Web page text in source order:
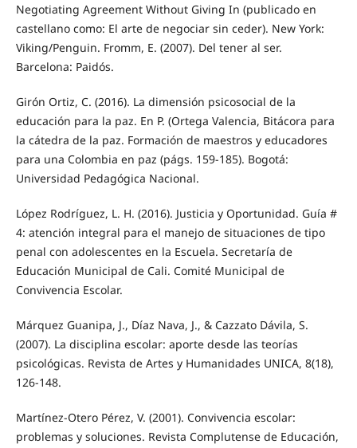
Negotiating Agreement Without Giving In (publicado en
castellano como: El arte de negociar sin ceder). New York:
Viking/Penguin. Fromm, E. (2007). Del tener al ser.
Barcelona: Paidós.
Girón Ortiz, C. (2016). La dimensión psicosocial de la
educación para la paz. En P. (Ortega Valencia, Bitácora para
la cátedra de la paz. Formación de maestros y educadores
para una Colombia en paz (págs. 159-185). Bogotá:
Universidad Pedagógica Nacional.
López Rodríguez, L. H. (2016). Justicia y Oportunidad. Guía #
4: atención integral para el manejo de situaciones de tipo
penal con adolescentes en la Escuela. Secretaría de
Educación Municipal de Cali. Comité Municipal de
Convivencia Escolar.
Márquez Guanipa, J., Díaz Nava, J., & Cazzato Dávila, S.
(2007). La disciplina escolar: aporte desde las teorías
psicológicas. Revista de Artes y Humanidades UNICA, 8(18),
126-148.
Martínez-Otero Pérez, V. (2001). Convivencia escolar:
problemas y soluciones. Revista Complutense de Educación,